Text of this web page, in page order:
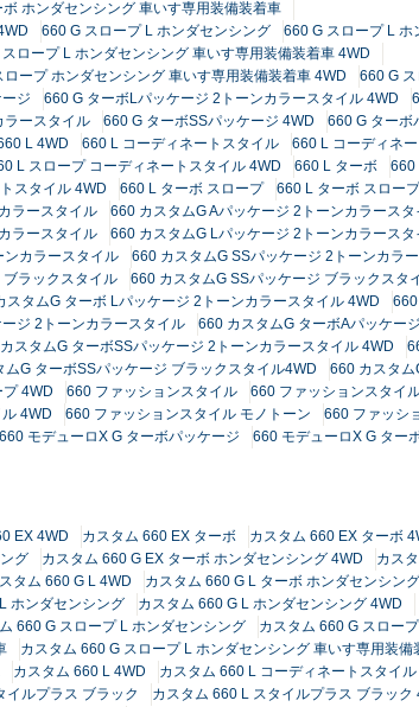
ホンダセンシング 車いす専用装備装着車
660 G スロープ L ホンダセンシング
660 G スロープ L ホ
ロープ L ホンダセンシング 車いす専用装備装着車 4WD
ロープ ホンダセンシング 車いす専用装備装着車 4WD
660 G
ジ 660 G ターボLパッケージ 2トーンカラースタイル 4WD
ラースタイル 660 G ターボSSパッケージ 4WD 660 G ターボ
L 4WD 660 L コーディネートスタイル 660 L コーディネ
L スロープ コーディネートスタイル 4WD 660 L ターボ
660
スタイル 4WD 660 L ターボ スロープ 660 L ターボ スロー
ラースタイル 660 カスタムG Aパッケージ 2トーンカラースタ
ラースタイル 660 カスタムG Lパッケージ 2トーンカラースタ
カラースタイル
660 カスタムG SSパッケージ 2トーンカラ
ラックスタイル 660 カスタムG SSパッケージ ブラックスタ
スタムG ターボ Lパッケージ 2トーンカラースタイル 4WD
ジ 2トーンカラースタイル 660 カスタムG ターボAパッケー
スタムG ターボSSパッケージ 2トーンカラースタイル 4WD
ムG ターボSSパッケージ ブラックスタイル4WD
660 カスタム
4WD 660 ファッションスタイル
660 ファッションスタイ
4WD 660 ファッションスタイル モノトーン
660 ファッシ
660 モデューロX G ターボパッケージ 660 モデューロX G ター
EX 4WD カスタム 660 EX ターボ カスタム 660 EX ターボ
グ カスタム 660 G EX ターボ ホンダセンシング 4WD
カス
タム 660 G L 4WD
カスタム 660 G L ターボ ホンダセンシング
ホンダセンシング
カスタム 660 G L ホンダセンシング 4WD
660 G スロープ L ホンダセンシング
カスタム 660 G スロー
カスタム 660 G スロープ L ホンダセンシング 車いす専用装備
カスタム 660 L 4WD
カスタム 660 L コーディネートスタイル
イルプラス ブラック カスタム 660 L スタイルプラス ブラック